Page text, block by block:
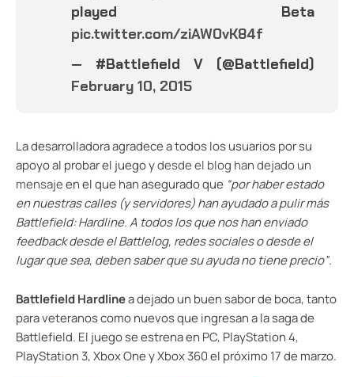
played Beta
pic.twitter.com/ziAW0vK84f
— #Battlefield V (@Battlefield)
February 10, 2015
La desarrolladora agradece a todos los usuarios por su
apoyo al probar el juego ydesde el blog han dejado un
mensajeen el que han asegurado que “por haber estado
en nuestras calles (y servidores) han ayudado a pulir más
Battlefield: Hardline. A todos los que nos han enviado
feedback desde el Battlelog, redes sociales o desde el
lugar que sea, deben saber que su ayuda no tiene precio”.
Battlefield Hardlinea dejado un buen sabor de boca, tanto
para veteranos como nuevos que ingresan a la saga de
Battlefield. El juego se estrena en PC, PlayStation 4,
PlayStation 3, Xbox One y Xbox 360 el próximo 17 de marzo.